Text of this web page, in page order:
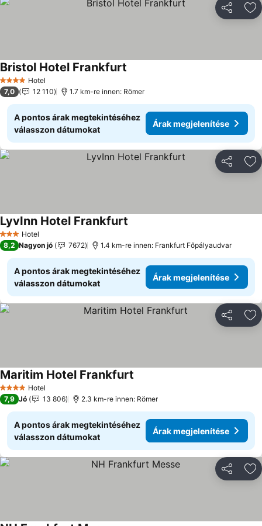
4 KategóriaHotel
Bristol Hotel Frankfurt
7,0 12 110 1.7 km-re innen: Römer
A pontos árak megtekintéséhez
válasszon dátumokat
Árak megjelenítése
3 Kategória
Hotel
LyvInn Hotel Frankfurt
8,2 Nagyon jó 7672 1.4 km-re innen: Frankfurt Főpályaudvar
A pontos árak megtekintéséhez
válasszon dátumokat
Árak megjelenítése
4 KategóriaHotel
Maritim Hotel Frankfurt
7,9 Jó 13 806 2.3 km-re innen: Römer
A pontos árak megtekintéséhez
válasszon dátumokat
Árak megjelenítése